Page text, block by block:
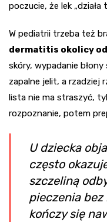
poczucie, że lek „działa
W pediatrii trzeba też
dermatitis okolicy
skóry, wypadanie
zapalne jelit, a rzadziej
lista nie ma straszyć,
rozpoznanie, potem
U dziecka
często
szczeliną
pieczenia
kończy się